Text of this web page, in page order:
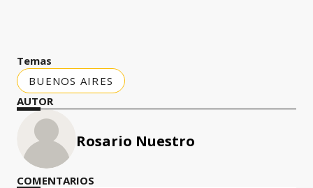
Temas
BUENOS AIRES
AUTOR
Rosario Nuestro
COMENTARIOS